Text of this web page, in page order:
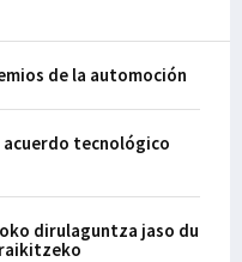
de la automoción
acuerdo tecnológico
dirulaguntza jaso du